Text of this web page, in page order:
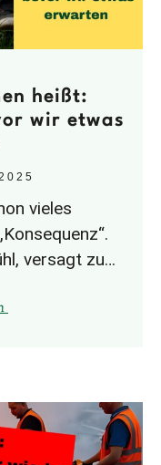
heißt:
wir etwas
vieles
versagt zu
nach vorne.